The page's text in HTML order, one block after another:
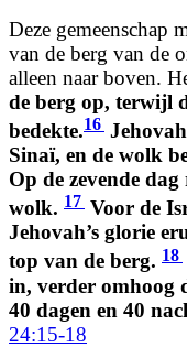
Deze gemeenschap
van de berg van de
alleen naar boven.
de berg op, terwijl
bedekte.16
Sinaï, en de wolk
Op de zevende
wolk. 17 Voor de
Jehovah’s glorie
top van de berg. 18
in, verder omhoog
40 dagen en 40
24:15-18